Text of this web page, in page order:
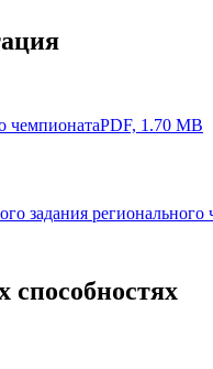
чемпионатаPDF, 1.70 MB
задания регионального
способностях